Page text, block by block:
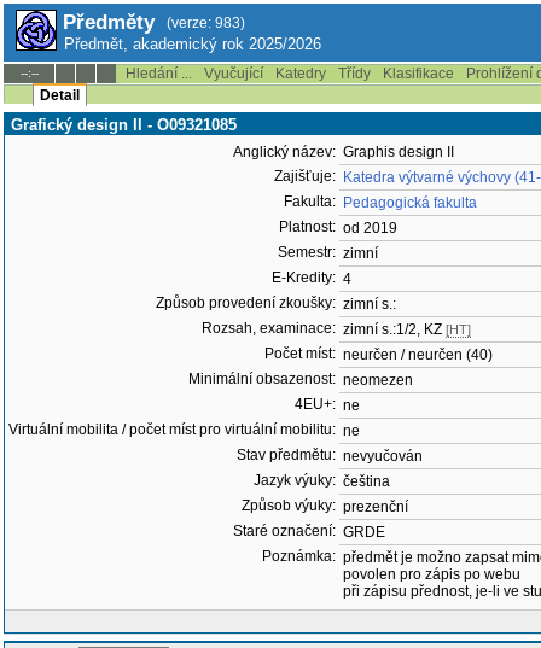
Předměty (verze: 983)
Předmět, akademický rok 2025/2026
--:-- Hledání ... Vyučující Katedry Třídy Klasifikace
Prohlížení
Detail
Grafický design II - O09321085
Anglický název: Graphis design II
Zajišťuje: Katedra výtvarné výchovy
Fakulta: Pedagogická fakulta
Platnost: od 2019
Semestr: zimní
E-Kredity: 4
Způsob provedení zkoušky: zimní s.:
Rozsah, examinace: zimní s.:1/2, KZ [HT]
Počet míst: neurčen / neurčen (40)
Minimální obsazenost: neomezen
4EU+: ne
Virtuální mobilita / počet míst pro virtuální mobilitu: ne
Stav předmětu: nevyučován
Jazyk výuky: čeština
Způsob výuky: prezenční
Staré označení: GRDE
Poznámka: předmět je možno zapsat
povolen pro zápis po webu
při zápisu přednost, je-li ve